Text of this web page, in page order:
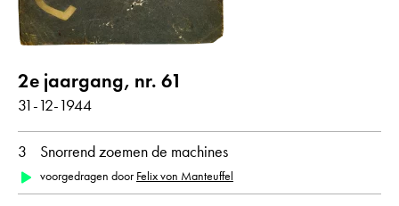
jaar
alle december
2e jaargang, nr. 61
31-12-1944
3 Snorrend zoemen de machines
voorgedragen door Felix von Manteuffel